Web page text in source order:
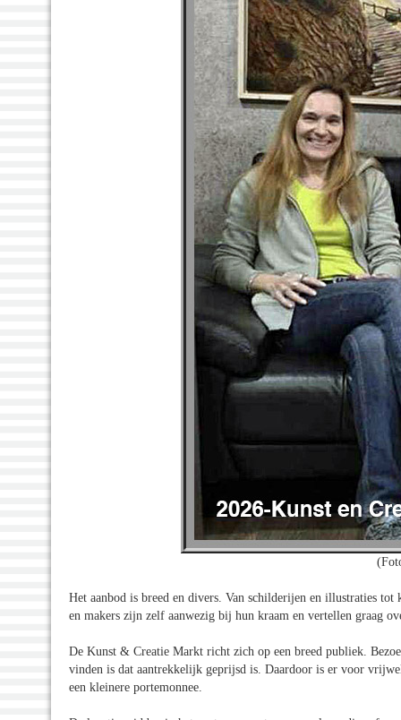
Het aanbod is breed en divers. Van schilderijen en illustraties tot
en makers zijn zelf aanwezig bij hun kraam en vertellen graag
De Kunst & Creatie Markt richt zich op een breed publiek.
vinden is dat aantrekkelijk geprijsd is. Daardoor is er voor
een kleinere portemonnee.